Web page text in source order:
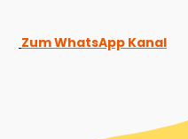
Zum WhatsApp Kanal